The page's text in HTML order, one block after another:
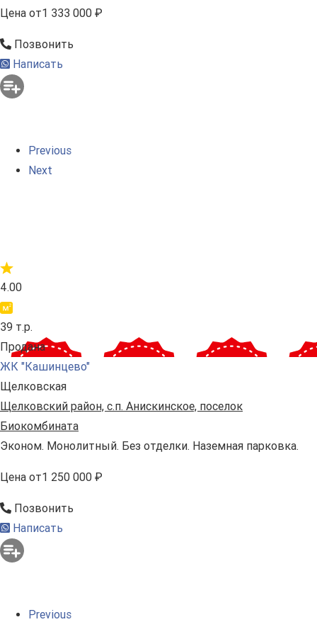
Цена от1 333 000 ₽
Позвонить
Написать
Previous
Next
4.00
39 т.р.
Продана
ЖК "Кашинцево"
Щелковская
Щелковский район, с.п. Анискинское, поселок
Биокомбината
Эконом. Монолитный. Без отделки. Наземная парковка.
Цена от1 250 000 ₽
Позвонить
Написать
Previous